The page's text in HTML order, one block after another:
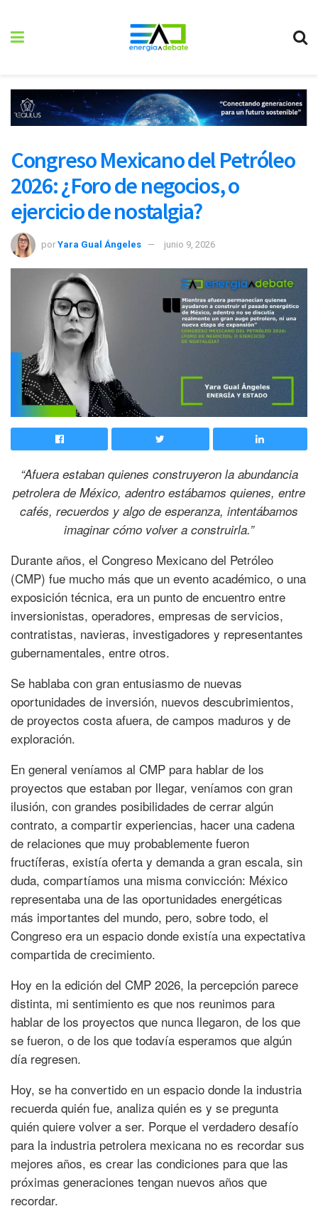
Congreso Mexicano del Petróleo
2026: ¿Foro de negocios, o
ejercicio de nostalgia?
por Yara Gual Ángeles junio 9, 2026
“Afuera estaban quienes construyeron la abundancia
petrolera de México, adentro estábamos quienes, entre
cafés, recuerdos y algo de esperanza, intentábamos
imaginar cómo volver a construirla.”
Durante años, el Congreso Mexicano del Petróleo
(CMP) fue mucho más que un evento académico, o una
exposición técnica, era un punto de encuentro entre
inversionistas, operadores, empresas de servicios,
contratistas, navieras, investigadores y representantes
gubernamentales, entre otros.
Se hablaba con gran entusiasmo de nuevas
oportunidades de inversión, nuevos descubrimientos,
de proyectos costa afuera, de campos maduros y de
exploración.
En general veníamos al CMP para hablar de los
proyectos que estaban por llegar, veníamos con gran
ilusión, con grandes posibilidades de cerrar algún
contrato, a compartir experiencias, hacer una cadena
de relaciones que muy probablemente fueron
fructíferas, existía oferta y demanda a gran escala, sin
duda, compartíamos una misma convicción: México
representaba una de las oportunidades energéticas
más importantes del mundo, pero, sobre todo, el
Congreso era un espacio donde existía una expectativa
compartida de crecimiento.
Hoy en la edición del CMP 2026, la percepción parece
distinta, mi sentimiento es que nos reunimos para
hablar de los proyectos que nunca llegaron, de los que
se fueron, o de los que todavía esperamos que algún
día regresen.
Hoy, se ha convertido en un espacio donde la industria
recuerda quién fue, analiza quién es y se pregunta
quién quiere volver a ser. Porque el verdadero desafío
para la industria petrolera mexicana no es recordar sus
mejores años, es crear las condiciones para que las
próximas generaciones tengan nuevos años que
recordar.